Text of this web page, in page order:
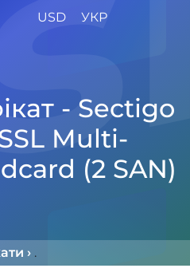
USD УКР
- Sectigo
Multi-
(2 SAN)
› Sectigo SSL